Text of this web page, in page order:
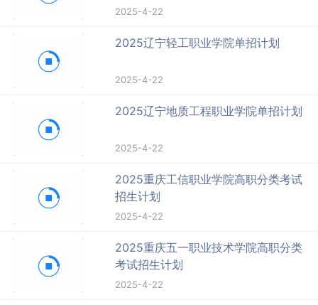
2025-4-22
2025辽宁轻工职业学院单招计划
2025-4-22
2025辽宁地质工程职业学院单招计划
2025-4-22
2025重庆工信职业学院高职分类考试
招生计划
2025-4-22
2025重庆五一职业技术学院高职分类
考试招生计划
2025-4-22